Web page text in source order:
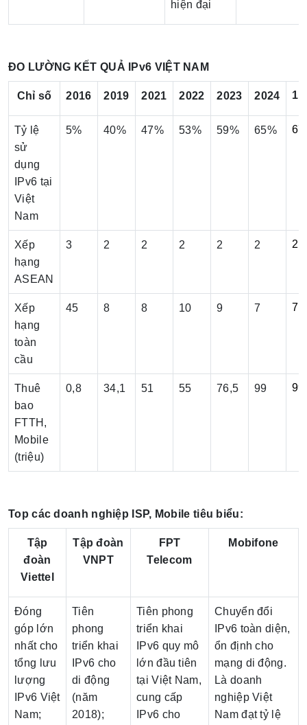
hiện đại
ĐO LƯỜNG KẾT QUẢ IPv6 VIỆT NAM
Chỉ số 2016 2019 2021 2022 2023 2024
Tỷ lệ
sử
dụng
IPv6 tại
Việt
Nam
5% 40% 47% 53% 59% 65%
Xếp
hạng
ASEAN
3 2 2 2 2 2 2
Xếp
hạng
toàn
cầu
45 8 8 10 9 7 7
Thuê
bao
FTTH,
Mobile
(triệu)
0,8 34,1 51 55 76,5 99 99
Top các doanh nghiệp ISP, Mobile tiêu biểu:
Tập
đoàn
Viettel
Tập đoàn
VNPT
FPT
Telecom
Mobifone
Đóng
góp lớn
nhất cho
tổng lưu
lượng
IPv6 Việt
Nam;
Tiên
phong
triển khai
IPv6 cho
di động
(năm
2018);
Tiên phong
triển khai
IPv6 quy mô
lớn đầu tiên
tại Việt Nam,
cung cấp
IPv6 cho
Chuyển đổi
IPv6 toàn diện,
ổn định cho
mạng di động.
Là doanh
nghiệp Việt
Nam đạt tỷ lệ